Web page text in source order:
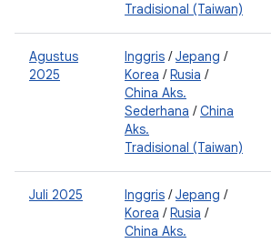
Tradisional (Taiwan)
Agustus
2025
Inggris /Jepang /
Korea /Rusia /
China Aks.
Sederhana /China
Aks.
Tradisional (Taiwan)
Juli 2025 Inggris /Jepang /
Korea /Rusia /
China Aks.